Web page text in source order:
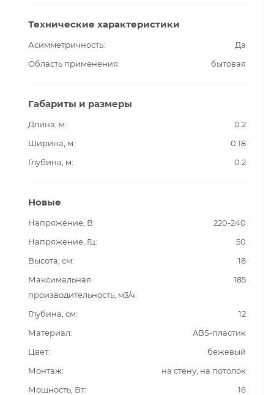
Технические характеристики
Асимметричность
Да
Область применения
бытовая
Габариты и размеры
Длина, м
0.2
Ширина, м
0.18
Глубина, м
0.2
Новые
Напряжение, В
220-240
Напряжение, Гц
50
Высота, см
18
Максимальная
производительность, м3/ч
185
Глубина, см
12
Материал
ABS-пластик
Цвет
бежевый
Монтаж
на стену, на потолок
Мощность, Вт
16